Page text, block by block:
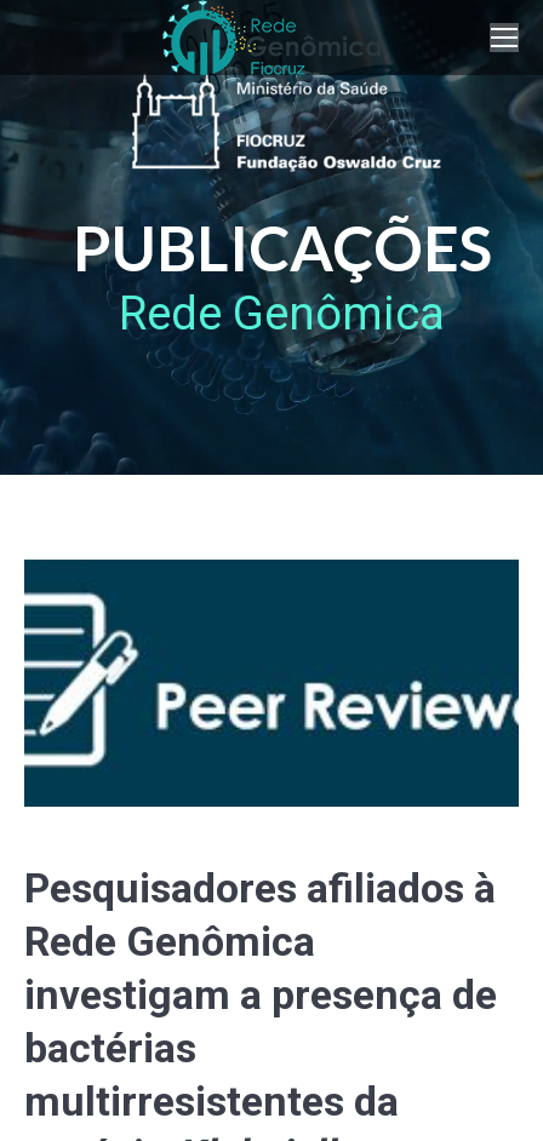
PUBLICAÇÕES
Rede Genômica
Pesquisadores afiliados à
Rede Genômica
investigam a presença de
bactérias
multirresistentes da